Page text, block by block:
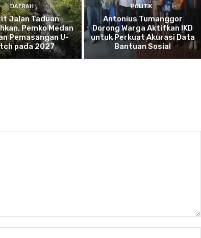
DAERAH
Jalan Taduan
Pemko Medan
Pemasangan U-
pada 2027
POLITIK
Antonius Tumanggor
Dorong Warga Aktifkan IKD
untuk Perkuat Akurasi Data
Bantuan Sosial